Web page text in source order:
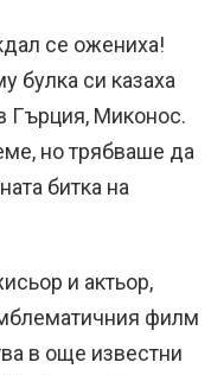
се ожениха!
булка си казаха
Гърция, Миконос.
но трябваше да
битка на
и актьор,
филм
в още известни